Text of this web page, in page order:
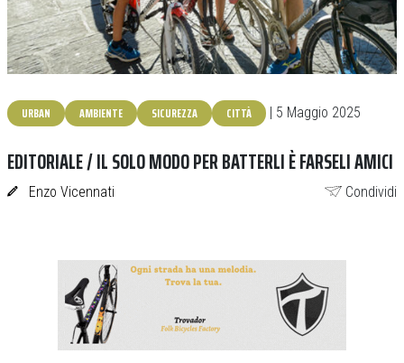
URBAN AMBIENTE SICUREZZA CITTÀ | 5 Maggio 2025
EDITORIALE / IL SOLO MODO PER BATTERLI È FARSELI AMICI
Enzo Vicennati Condividi